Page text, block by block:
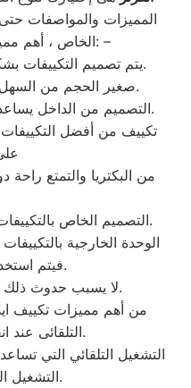
المميزات والمواصفات
الخاص ، أهم مميزات تكييف ايديال ما يلي: –
– يتم تصميم التكييفات بشكل انسيابي ويتلائم مع المكان.
– صغير الحجم من السهل أن يتم ضبطه في أي مكان.
– التصميم من الداخل يساعد على الدخول في بعض الغرف.
من البكتريا والتمتع
– التصميم الخاص بالتكييفات يساعد على التركيب التركيب.
فيتم استخدام أقوى الدهانات.
– لا يسبب حدوث ذلك أثناء تشغيل أثناء التشغيل.
التلقائى عند انقطاع وعودة الكهرباء.
التشغيل التلقائي أثناء النوم.